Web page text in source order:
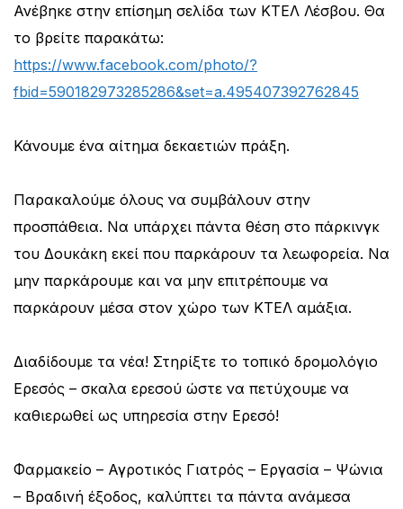
Ανέβηκε στην επίσημη σελίδα των ΚΤΕΛ Λέσβου. Θα
το βρείτε παρακάτω:
https://www.facebook.com/photo/?
fbid=590182973285286&set=a.495407392762845
Κάνουμε ένα αίτημα δεκαετιών πράξη.
Παρακαλούμε όλους να συμβάλουν στην
προσπάθεια. Να υπάρχει πάντα θέση στο πάρκινγκ
του Δουκάκη εκεί που παρκάρουν τα λεωφορεία. Να
μην παρκάρουμε και να μην επιτρέπουμε να
παρκάρουν μέσα στον χώρο των ΚΤΕΛ αμάξια.
Διαδίδουμε τα νέα! Στηρίξτε το τοπικό δρομολόγιο
Ερεσός – σκαλα ερεσού ώστε να πετύχουμε να
καθιερωθεί ως υπηρεσία στην Ερεσό!
Φαρμακείο – Αγροτικός Γιατρός – Εργασία – Ψώνια
– Βραδινή έξοδος, καλύπτει τα πάντα ανάμεσα